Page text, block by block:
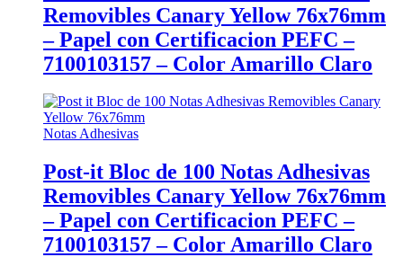
Removibles Canary Yellow 76x76mm
– Papel con Certificacion PEFC –
7100103157 – Color Amarillo Claro
Notas Adhesivas
Post-it Bloc de 100 Notas Adhesivas
Removibles Canary Yellow 76x76mm
– Papel con Certificacion PEFC –
7100103157 – Color Amarillo Claro